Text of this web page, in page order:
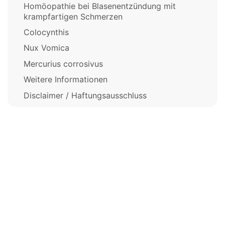
Homöopathie bei Blasenentzündung mit
krampfartigen Schmerzen
Colocynthis
Nux Vomica
Mercurius corrosivus
Weitere Informationen
Disclaimer / Haftungsausschluss